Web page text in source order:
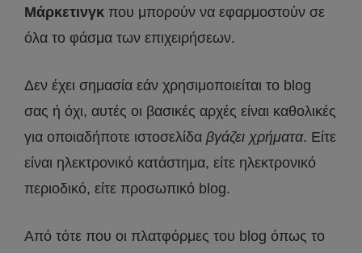
Μάρκετινγκ που μπορούν να εφαρμοστούν σε
όλα το φάσμα των επιχειρήσεων.
Δεν έχει σημασία εάν χρησιμοποιείται το blog
σας ή όχι, αυτές οι βασικές αρχές είναι καθολικές
για οποιαδήποτε ιστοσελίδα βγάζει χρήματα. Είτε
είναι ηλεκτρονικό κατάστημα, είτε ηλεκτρονικό
περιοδικό, είτε προσωπικό blog.
Από τότε που οι πλατφόρμες του blog όπως το